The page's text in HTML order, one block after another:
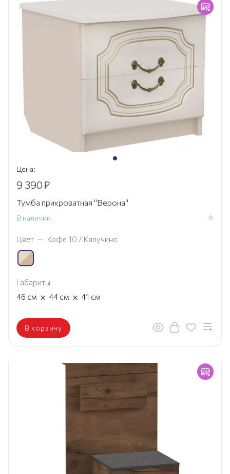
Цена:
9 390₽
Тумба прикроватная "Верона"
В наличии
Цвет — Кофе 10 / Капучино
Габариты
46 см × 44 см × 41 см
В корзину